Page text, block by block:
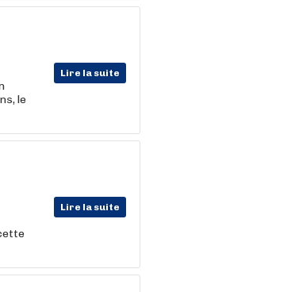
Lire la suite
le
Lire la suite